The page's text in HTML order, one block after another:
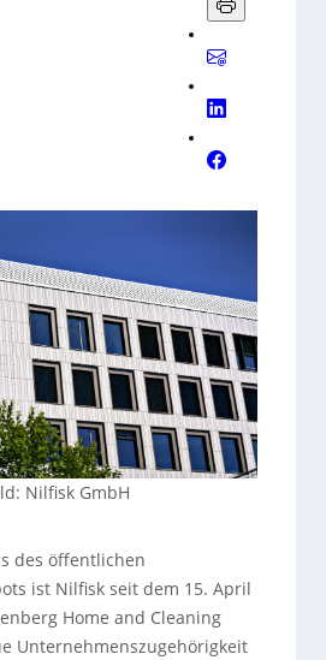
Nilfisk GmbH
des öffentlichen
ist Nilfisk seit dem 15. April
Home and Cleaning
Unternehmenszugehörigkeit